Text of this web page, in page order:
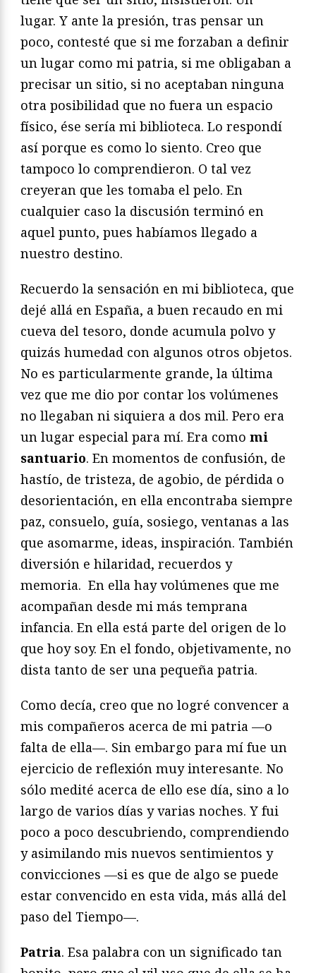
lugar. Y ante la presión, tras pensar un
poco, contesté que si me forzaban a definir
un lugar como mi patria, si me obligaban a
precisar un sitio, si no aceptaban ninguna
otra posibilidad que no fuera un espacio
físico, ése sería mi biblioteca. Lo respondí
así porque es como lo siento. Creo que
tampoco lo comprendieron. O tal vez
creyeran que les tomaba el pelo. En
cualquier caso la discusión terminó en
aquel punto, pues habíamos llegado a
nuestro destino.
Recuerdo la sensación en mi biblioteca, que
dejé allá en España, a buen recaudo en mi
cueva del tesoro, donde acumula polvo y
quizás humedad con algunos otros objetos.
No es particularmente grande, la última
vez que me dio por contar los volúmenes
no llegaban ni siquiera a dos mil. Pero era
un lugar especial para mí. Era como mi
santuario. En momentos de confusión, de
hastío, de tristeza, de agobio, de pérdida o
desorientación, en ella encontraba siempre
paz, consuelo, guía, sosiego, ventanas a las
que asomarme, ideas, inspiración. También
diversión e hilaridad, recuerdos y
memoria. En ella hay volúmenes que me
acompañan desde mi más temprana
infancia. En ella está parte del origen de lo
que hoy soy. En el fondo, objetivamente, no
dista tanto de ser una pequeña patria.
Como decía, creo que no logré convencer a
mis compañeros acerca de mi patria —o
falta de ella—. Sin embargo para mí fue un
ejercicio de reflexión muy interesante. No
sólo medité acerca de ello ese día, sino a lo
largo de varios días y varias noches. Y fui
poco a poco descubriendo, comprendiendo
y asimilando mis nuevos sentimientos y
convicciones —si es que de algo se puede
estar convencido en esta vida, más allá del
paso del Tiempo—.
Patria. Esa palabra con un significado tan